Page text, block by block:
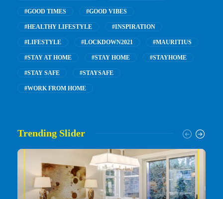
#GOOD TIMES #GOOD VIBES
#HEALTHY LIFESTYLE #INSPIRATION
#LIFESTYLE #LOCKDOWN2021 #MAURITIUS
#STAY AT HOME #STAY HOME #STAYHOME
#STAY SAFE #STAYSAFE
#WORK FROM HOME
Trending Slider